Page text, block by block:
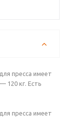
пресса имеет
120 кг. Есть
пресса имеет